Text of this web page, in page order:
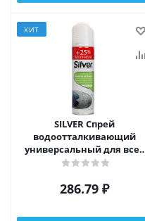
ХИТ
SILVER Спрей
водоотталкивающий
универсальный для всех
типов изделий, 250 мл.,
286.79 ₽